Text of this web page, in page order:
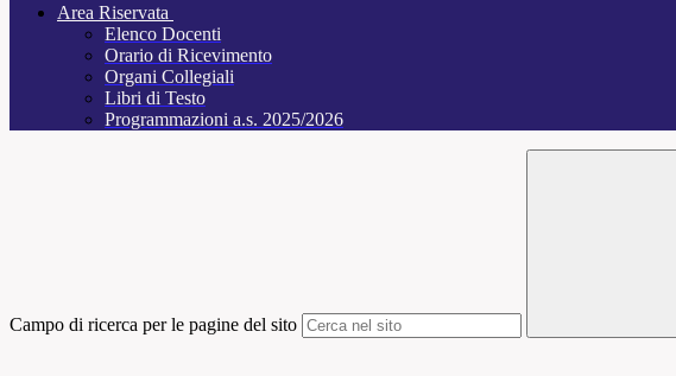
Area Riservata
Elenco Docenti
Orario di Ricevimento
Organi Collegiali
Libri di Testo
Programmazioni a.s. 2025/2026
Campo di ricerca per le pagine del sito